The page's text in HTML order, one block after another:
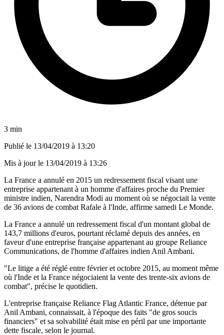
3 min
Publié le 13/04/2019 à 13:20
Mis à jour le 13/04/2019 à 13:26
La France a annulé en 2015 un redressement fiscal visant une
entreprise appartenant à un homme d'affaires proche du Premier
ministre indien, Narendra Modi au moment où se négociait la vente
de 36 avions de combat Rafale à l'Inde, affirme samedi Le Monde.
La France a annulé un redressement fiscal d'un montant global de
143,7 millions d'euros, pourtant réclamé depuis des années, en
faveur d'une entreprise française appartenant au groupe Reliance
Communications, de l'homme d'affaires indien Anil Ambani.
"Le litige a été réglé entre février et octobre 2015, au moment même
où l'Inde et la France négociaient la vente des trente-six avions de
combat", précise le quotidien.
L'entreprise française Reliance Flag Atlantic France, détenue par
Anil Ambani, connaissait, à l'époque des faits "de gros soucis
financiers" et sa solvabilité était mise en péril par une importante
dette fiscale, selon le journal.